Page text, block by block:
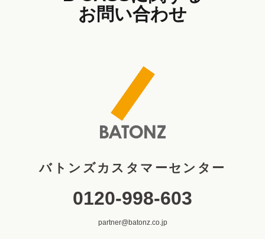
お問い合わせ
バトンズカスタマーセンター
0120-998-603
partner@batonz.co.jp